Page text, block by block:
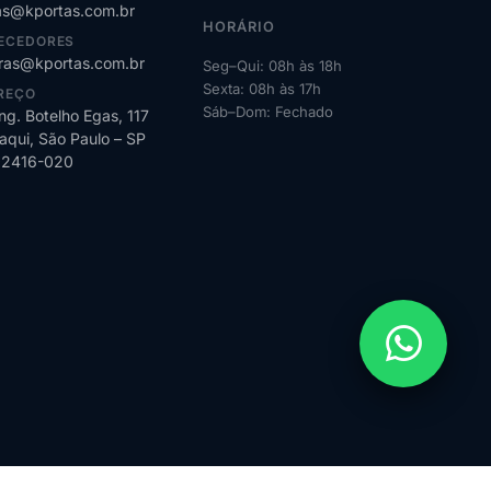
Botelho Egas, 117
São Paulo – SP
020
HORÁRIO
Seg–Qui: 08h às 18h
Sexta: 08h às 17h
Sáb–Dom: Fechado